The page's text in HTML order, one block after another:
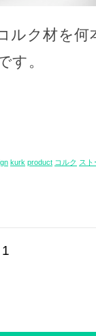
ルク材を何
す。
kurk product コルク スト
1